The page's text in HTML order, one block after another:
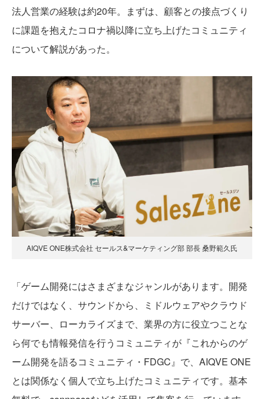
法人営業の経験は約20年。まずは、顧客との接点づくり
に課題を抱えたコロナ禍以降に立ち上げたコミュニティ
について解説があった。
AIQVE ONE株式会社 セールス&マーケティング部 部長 桑野範久氏
「ゲーム開発にはさまざまなジャンルがあります。開発
だけではなく、サウンドから、ミドルウェアやクラウド
サーバー、ローカライズまで、業界の方に役立つことな
ら何でも情報発信を行うコミュニティが『これからのゲ
ーム開発を語るコミュニティ・FDGC』で、AIQVE ONE
とは関係なく個人で立ち上げたコミュニティです。基本